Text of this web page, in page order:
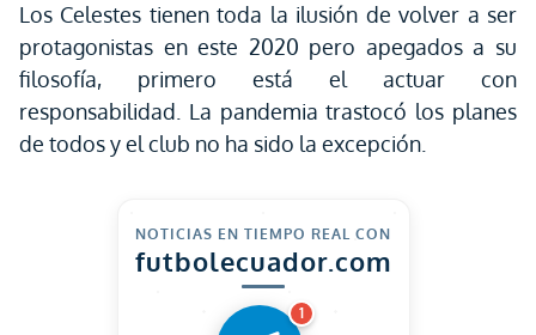
Los Celestes tienen toda la ilusión de volver a ser
protagonistas en este 2020 pero apegados a su
filosofía, primero está el actuar con
responsabilidad. La pandemia trastocó los planes
de todos y el club no ha sido la excepción.
NOTICIAS EN TIEMPO REAL CON
futbolecuador.com
1